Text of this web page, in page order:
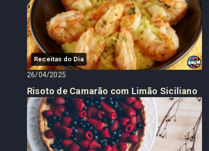
Receitas do Dia
26/04/2025
Risoto de Camarão com Limão Siciliano